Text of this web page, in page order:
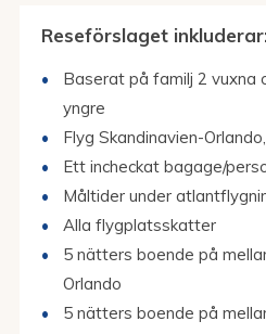
Reseförslaget
Baserat på familj 2 vuxna
yngre
Flyg Skandinavien-
Ett incheckat bagage/
Måltider under
Alla flygplatsskatter
5 nätters boende på
Orlando
5 nätters boende på